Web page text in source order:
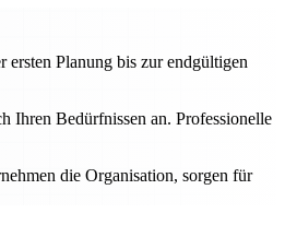
Planung bis zur endgültigen
Ihren Bedürfnissen an. Professionelle
die Organisation, sorgen für